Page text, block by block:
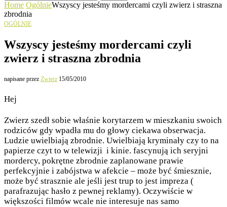
Home OgólnieWszyscy jesteśmy mordercami czyli zwierz i straszna
zbrodnia
OGÓLNIE
Wszyscy jesteśmy mordercami czyli
zwierz i straszna zbrodnia
napisane przez Zwierz 15/05/2010
Hej
Zwierz szedł sobie właśnie korytarzem w mieszkaniu swoich
rodziców gdy wpadła mu do głowy ciekawa obserwacja.
Ludzie uwielbiają zbrodnie. Uwielbiają kryminały czy to na
papierze czyt to w telewizji i kinie. fascynują ich seryjni
mordercy, pokrętne zbrodnie zaplanowane prawie
perfekcyjnie i zabójstwa w afekcie – może być śmiesznie,
może być strasznie ale jeśli jest trup to jest impreza (
parafrazując hasło z pewnej reklamy). Oczywiście w
większości filmów wcale nie interesuje nas samo